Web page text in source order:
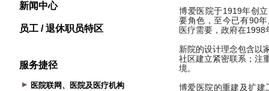
新闻中心
员工 / 退休职员特区
服务捷径
医院联网、医院及医疗机构